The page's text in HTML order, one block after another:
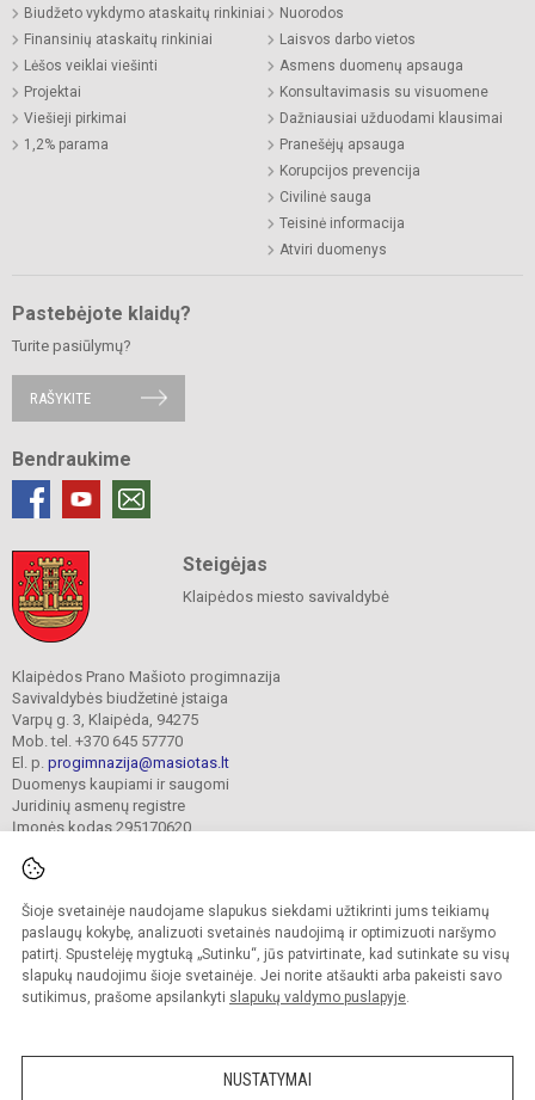
Šioje svetainėje naudojame slapukus siekdami užtikrinti jums teikiamų
paslaugų kokybę, analizuoti svetainės naudojimą ir optimizuoti naršymo
patirtį. Spustelėję mygtuką „Sutinku“, jūs patvirtinate, kad sutinkate su visų
slapukų naudojimu šioje svetainėje. Jei norite atšaukti arba pakeisti savo
sutikimus, prašome apsilankyti slapukų valdymo puslapyje.
NUSTATYMAI
Biudžeto vykdymo ataskaitų rinkiniai
Finansinių ataskaitų rinkiniai
Lėšos veiklai viešinti
Projektai
Viešieji pirkimai
1,2% parama
Nuorodos
Laisvos darbo vietos
Asmens duomenų apsauga
Konsultavimasis su visuomene
Dažniausiai užduodami klausimai
Pranešėjų apsauga
Korupcijos prevencija
Civilinė sauga
Teisinė informacija
Atviri duomenys
Pastebėjote klaidų?
Turite pasiūlymų?
RAŠYKITE
Bendraukime
Steigėjas
Klaipėdos miesto savivaldybė
Klaipėdos Prano Mašioto progimnazija
Savivaldybės biudžetinė įstaiga
Varpų g. 3, Klaipėda, 94275
Mob. tel. +370 645 57770
El. p. progimnazija@masiotas.lt
Duomenys kaupiami ir saugomi
Juridinių asmenų registre
Įmonės kodas 295170620
© 2022. Klaipėdos Prano Mašioto progimnazija. Visos teisės saugomos.
Kopijuoti turinį be raštiško įstaigos administracijos sutikimo griežtai draudžiama.
Prieinamumo paraiška Slapukų valdymas
Sumanus būdas atnaujinti